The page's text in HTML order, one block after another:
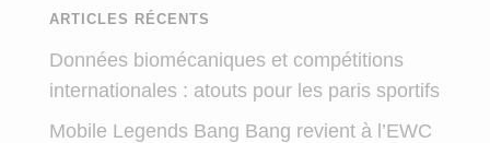
ARTICLES RÉCENTS
Données biomécaniques et compétitions
internationales : atouts pour les paris sportifs
Mobile Legends Bang Bang revient à l’EWC